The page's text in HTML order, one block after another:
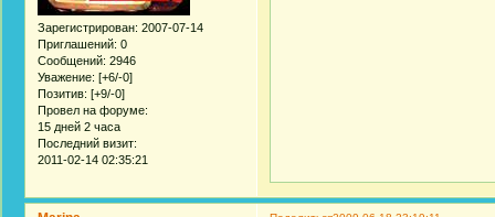
Зарегистрирован: 2007-07-14
Приглашений: 0
Сообщений: 2946
Уважение: [+6/-0]
Позитив: [+9/-0]
Провел на форуме:
15 дней 2 часа
Последний визит:
2011-02-14 02:35:21